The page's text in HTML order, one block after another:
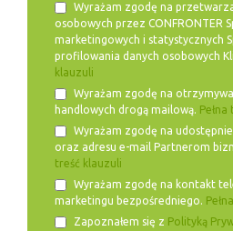
Wyrażam zgodę na
osobowych przez CONFRONTER
marketingowych i statystycznych
profilowania danych osobowych
klauzuli
Wyrażam zgodę na
handlowych drogą mailową.
Wyrażam zgodę na
oraz adresu e-mail Partnerom
treść klauzuli
Wyrażam zgodę na kontakt
marketingu bezpośredniego.
Zapoznałem się z Polityką